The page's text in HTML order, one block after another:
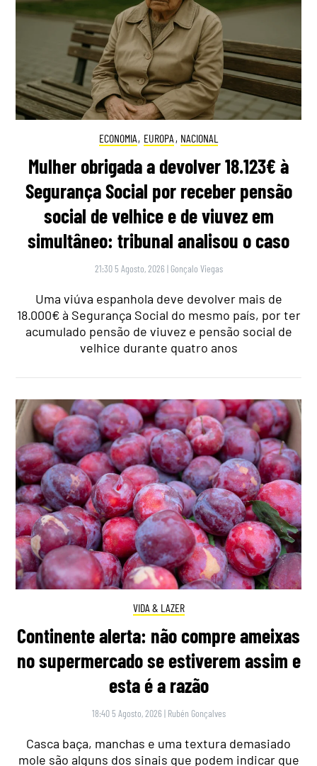
ECONOMIA, EUROPA , NACIONAL
Mulher obrigada a devolver 18.123€ à
Segurança Social por receber pensão
social de velhice e de viuvez em
simultâneo: tribunal analisou o caso
21:30 5 Agosto, 2026 | Gonçalo Viegas
Uma viúva espanhola deve devolver mais de
18.000€ à Segurança Social do mesmo país, por ter
acumulado pensão de viuvez e pensão social de
velhice durante quatro anos
VIDA & LAZER
Continente alerta: não compre ameixas
no supermercado se estiverem assim e
esta é a razão
18:40 5 Agosto, 2026 | Rubén Gonçalves
Casca baça, manchas e uma textura demasiado
mole são alguns dos sinais que podem indicar que